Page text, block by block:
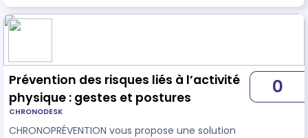
Prévention des risques liés à l’activité
physique : gestes et postures
CHRONODESK
CHRONOPRÉVENTION vous propose une solution
0